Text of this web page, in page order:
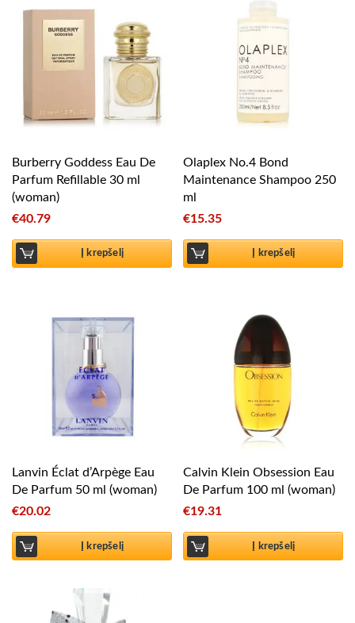
Burberry Goddess Eau De
Parfum Refillable 30 ml
(woman)
€40.79
Į krepšelį
Olaplex No.4 Bond
Maintenance Shampoo 250
ml
€15.35
Į krepšelį
Lanvin Éclat d’Arpège Eau
De Parfum 50 ml (woman)
€20.02
Į krepšelį
Calvin Klein Obsession Eau
De Parfum 100 ml (woman)
€19.31
Į krepšelį